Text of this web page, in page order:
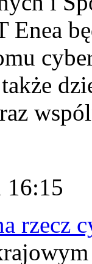
Enea
16:15
rzecz